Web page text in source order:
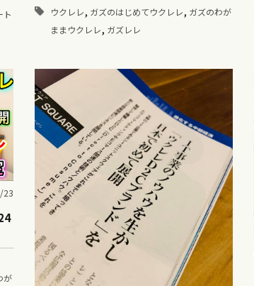
ト
ウクレレ, ガズのはじめてウクレレ, ガズのわが
ままウクレレ, ガズレレ
23
が